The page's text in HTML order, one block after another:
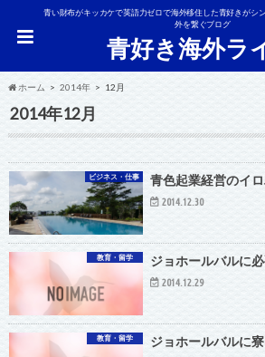
青い財布がキッカケで英語力ゼロで海外移住した青好きがシ
外を繋ぐブログ
青好き海外ラ
ホーム 2014年 12月
2014年12月
ビジネス・仕事 青色起業経営のイ
2014.12.30
教育・留学 ジョホールバルに
2014.12.29
教育・留学 ジョホールバルに